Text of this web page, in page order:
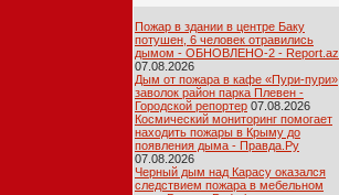
Пожар в здании в центре Баку
потушен, 6 человек отравились
дымом - ОБНОВЛЕНО-2 - Report.az
07.08.2026
Дым от пожара в кафе «Пури-пури»
заволок район парка Плевен -
Городской репортер 07.08.2026
Космический мониторинг помогает
находить пожары в Крыму до
появления дыма - Правда.Ру
07.08.2026
Черный дым над Карасу оказался
следствием пожара в мебельном